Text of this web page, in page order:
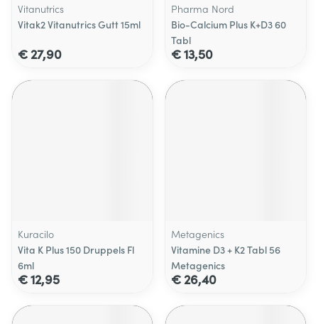
Vitanutrics
Vitak2 Vitanutrics Gutt 15ml
€ 27,90
Pharma Nord
Bio-Calcium Plus K+D3 60
Tabl
€ 13,50
Kuracilo
Vita K Plus 150 Druppels Fl
6ml
€ 12,95
Metagenics
Vitamine D3 + K2 Tabl 56
Metagenics
€ 26,40